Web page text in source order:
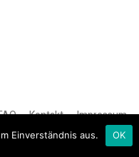
Kontakt Impressum
Einverständnis aus. OK